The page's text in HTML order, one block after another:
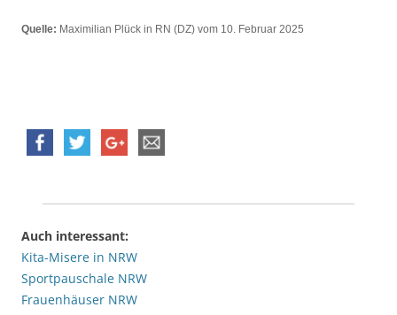
Quelle: Maximilian Plück in RN (DZ) vom 10. Februar 2025
Auch interessant:
Kita-Misere in NRW
Sportpauschale NRW
Frauenhäuser NRW